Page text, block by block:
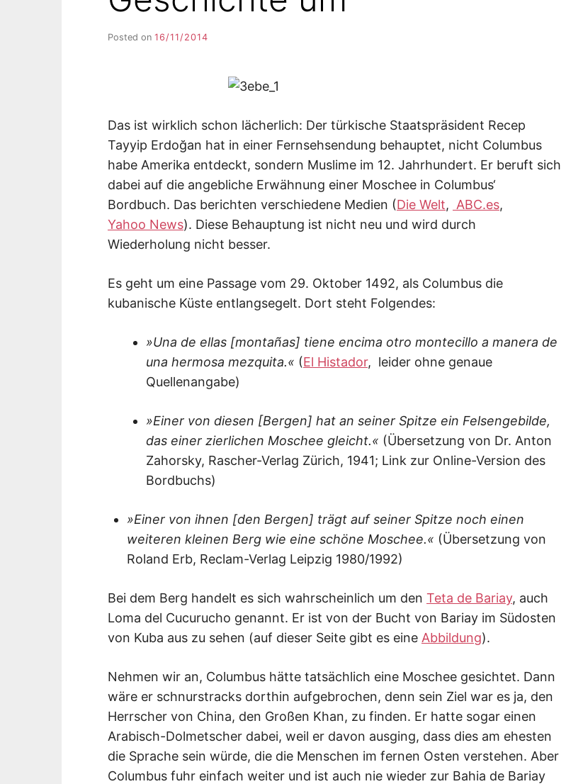
Posted on 16/11/2014
L
E
R
Das ist wirklich schon lächerlich: Der türkische Staatspräsident Recep
Tayyip Erdoğan hat in einer Fernsehsendung behauptet, nicht Columbus
habe Amerika entdeckt, sondern Muslime im 12. Jahrhundert. Er beruft sich
dabei auf die angebliche Erwähnung einer Moschee in Columbus‘
Bordbuch. Das berichten verschiedene Medien (Die Welt, ABC.es,
Yahoo News). Diese Behauptung ist nicht neu und wird durch
Wiederholung nicht besser.
Es geht um eine Passage vom 29. Oktober 1492, als Columbus die
kubanische Küste entlangsegelt. Dort steht Folgendes:
»Una de ellas [montañas] tiene encima otro montecillo a manera de
una hermosa mezquita.« (El Histador, leider ohne genaue
Quellenangabe)
»Einer von diesen [Bergen] hat an seiner Spitze ein Felsengebilde,
das einer zierlichen Moschee gleicht.« (Übersetzung von Dr. Anton
Zahorsky, Rascher-Verlag Zürich, 1941; Link zur Online-Version des
Bordbuchs)
»Einer von ihnen [den Bergen] trägt auf seiner Spitze noch einen
weiteren kleinen Berg wie eine schöne Moschee.« (Übersetzung von
Roland Erb, Reclam-Verlag Leipzig 1980/1992)
Bei dem Berg handelt es sich wahrscheinlich um den Teta de Bariay, auch
Loma del Cucurucho genannt. Er ist von der Bucht von Bariay im Südosten
von Kuba aus zu sehen (auf dieser Seite gibt es eine Abbildung).
Nehmen wir an, Columbus hätte tatsächlich eine Moschee gesichtet. Dann
wäre er schnurstracks dorthin aufgebrochen, denn sein Ziel war es ja, den
Herrscher von China, den Großen Khan, zu finden. Er hatte sogar einen
Arabisch-Dolmetscher dabei, weil er davon ausging, dass dies am ehesten
die Sprache sein würde, die die Menschen im fernen Osten verstehen. Aber
Columbus fuhr einfach weiter und ist auch nie wieder zur Bahia de Bariay